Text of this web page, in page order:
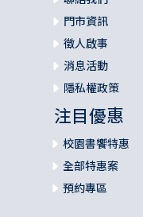
門市資訊
徵人啟事
消息活動
隱私權政策
注目優惠
校園書饗特惠
全部特惠案
預約專區